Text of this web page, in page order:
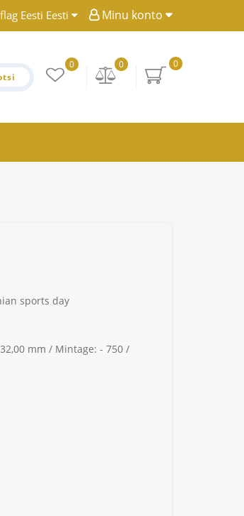
Minu konto
Eesti
0
0
0
sports day
32,00 mm / Mintage: - 750 /